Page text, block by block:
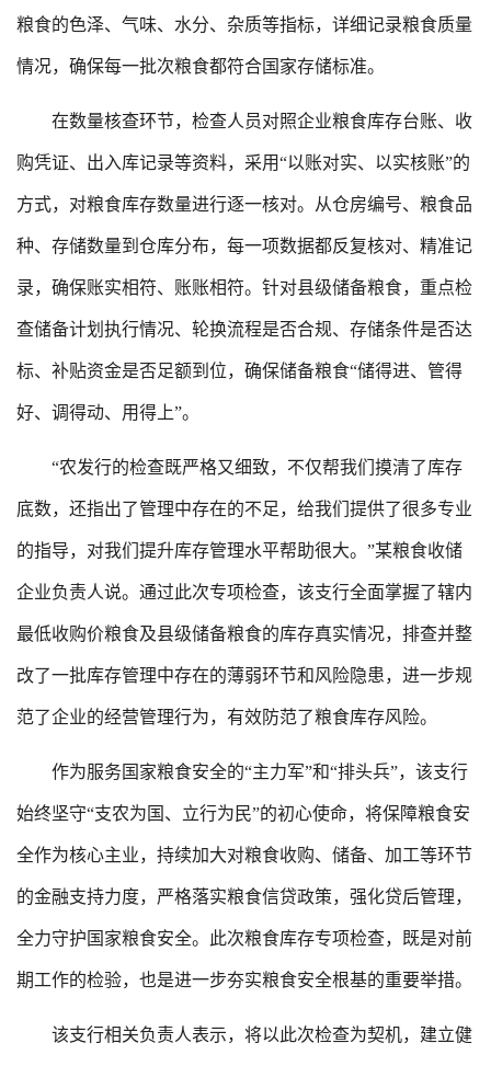
粮食的色泽、气味、水分、杂质等指标，详细记录粮食质量
情况，确保每一批次粮食都符合国家存储标准。
在数量核查环节，检查人员对照企业粮食库存台账、收
购凭证、出入库记录等资料，采用“以账对实、以实核账”的
方式，对粮食库存数量进行逐一核对。从仓房编号、粮食品
种、存储数量到仓库分布，每一项数据都反复核对、精准记
录，确保账实相符、账账相符。针对县级储备粮食，重点检
查储备计划执行情况、轮换流程是否合规、存储条件是否达
标、补贴资金是否足额到位，确保储备粮食“储得进、管得
好、调得动、用得上”。
“农发行的检查既严格又细致，不仅帮我们摸清了库存
底数，还指出了管理中存在的不足，给我们提供了很多专业
的指导，对我们提升库存管理水平帮助很大。”某粮食收储
企业负责人说。通过此次专项检查，该支行全面掌握了辖内
最低收购价粮食及县级储备粮食的库存真实情况，排查并整
改了一批库存管理中存在的薄弱环节和风险隐患，进一步规
范了企业的经营管理行为，有效防范了粮食库存风险。
作为服务国家粮食安全的“主力军”和“排头兵”，该支行
始终坚守“支农为国、立行为民”的初心使命，将保障粮食安
全作为核心主业，持续加大对粮食收购、储备、加工等环节
的金融支持力度，严格落实粮食信贷政策，强化贷后管理，
全力守护国家粮食安全。此次粮食库存专项检查，既是对前
期工作的检验，也是进一步夯实粮食安全根基的重要举措。
该支行相关负责人表示，将以此次检查为契机，建立健